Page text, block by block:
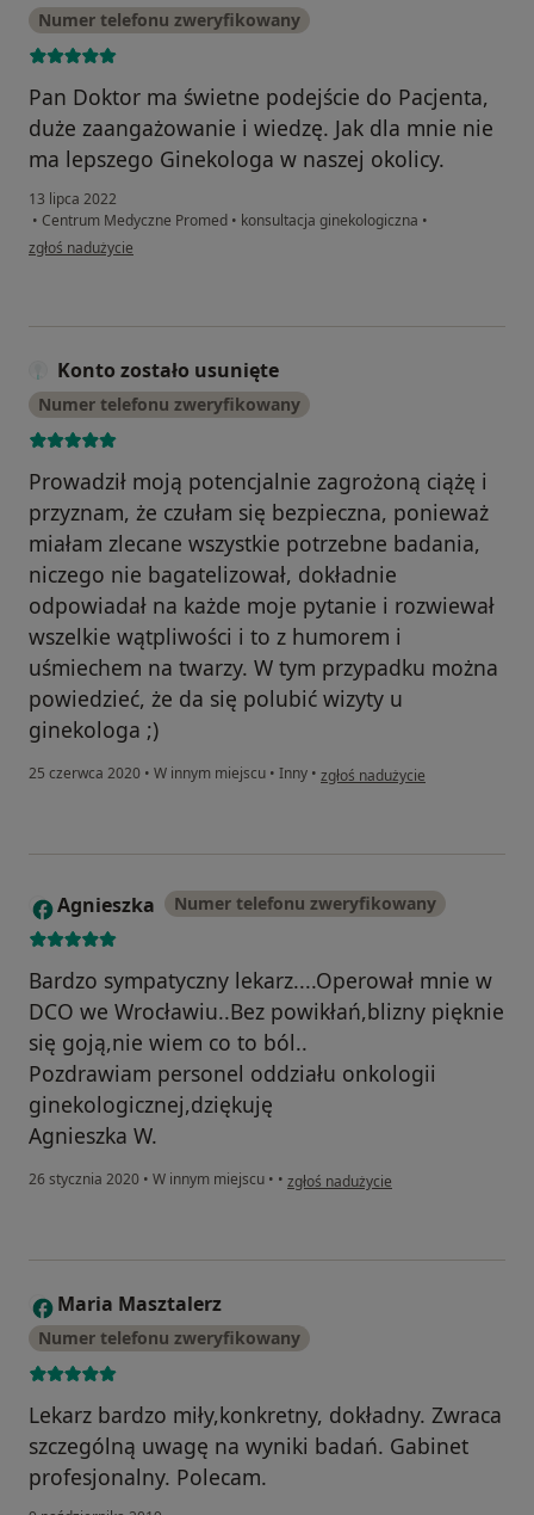
Numer telefonu zweryfikowany
Pan Doktor ma świetne podejście do Pacjenta,
duże zaangażowanie i wiedzę. Jak dla mnie nie
ma lepszego Ginekologa w naszej okolicy.
13 lipca 2022
• Centrum Medyczne Promed • konsultacja ginekologiczna •
w opinii użytkownika Konto zostało usunięte
zgłoś nadużycie
Konto zostało usunięte
Numer telefonu zweryfikowany
Prowadził moją potencjalnie zagrożoną ciążę i
przyznam, że czułam się bezpieczna, ponieważ
miałam zlecane wszystkie potrzebne badania,
niczego nie bagatelizował, dokładnie
odpowiadał na każde moje pytanie i rozwiewał
wszelkie wątpliwości i to z humorem i
uśmiechem na twarzy. W tym przypadku można
powiedzieć, że da się polubić wizyty u
ginekologa ;)
25 czerwca 2020 • W innym miejscu • Inny • w opinii użytkownika Konto
zgłoś nadużycie
A Agnieszka Numer telefonu zweryfikowany
Bardzo sympatyczny lekarz....Operował mnie w
DCO we Wrocławiu..Bez powikłań,blizny pięknie
się goją,nie wiem co to ból..
Pozdrawiam personel oddziału onkologii
ginekologicznej,dziękuję
Agnieszka W.
26 stycznia 2020 • W innym miejscu • • w opinii użytkownika Agnieszka
zgłoś nadużycie
M Maria Masztalerz
Numer telefonu zweryfikowany
Lekarz bardzo miły,konkretny, dokładny. Zwraca
szczególną uwagę na wyniki badań. Gabinet
profesjonalny. Polecam.